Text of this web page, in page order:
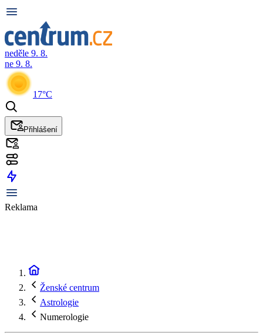
neděle 9. 8.
ne 9. 8.
17°C
Přihlášení
Reklama
Ženské centrum
Astrologie
Numerologie